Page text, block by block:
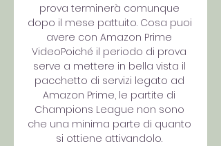
prova terminerà comunque
dopo il mese pattuito. Cosa puoi
avere con Amazon Prime
VideoPoiché il periodo di prova
serve a mettere in bella vista il
pacchetto di servizi legato ad
Amazon Prime, le partite di
Champions League non sono
che una minima parte di quanto
si ottiene attivandolo.